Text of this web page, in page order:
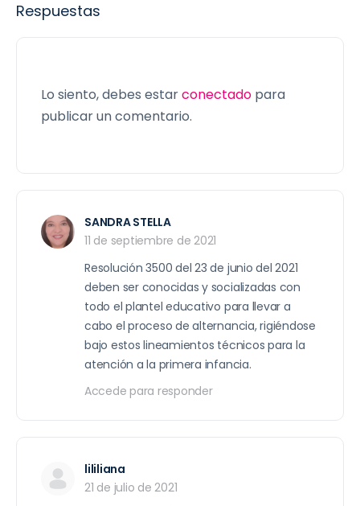
Respuestas
Lo siento, debes estarconectado para
publicar un comentario.
SANDRA STELLA
11 de septiembre de 2021
Resolución 3500 del 23 de junio del 2021
deben ser conocidas y socializadas con
todo el plantel educativo para llevar a
cabo el proceso de alternancia, rigiéndose
bajo estos lineamientos técnicos para la
atención a la primera infancia.
Accede para responder
lililiana
21 de julio de 2021